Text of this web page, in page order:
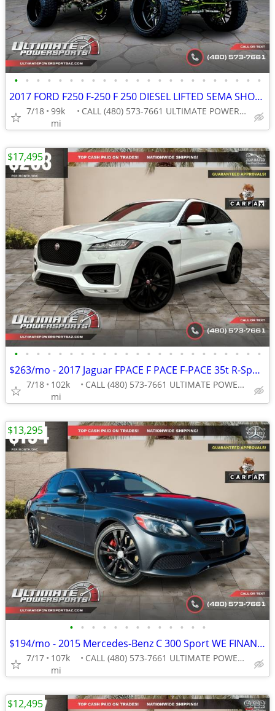
• • • • • • • • • • • • • • • • • • • • • • •
2017 FORD F250 F-250 F 250 DIESEL LIFTED SEMA SHOW TRUCK WOW!
7/18 99k
mi
CALL (480) 573-7661 ULTIMATE POWERSPORTS
• • • • • • • • • • • • • • • • • • • • • • •
$263/mo - 2017 Jaguar FPACE F PACE F-PACE 35t R-Sport ~1 Owner/Dealer
7/18
102k
mi
CALL (480) 573-7661 ULTIMATE POWERSPORTS
$17,495
• • • • • • • • • • • • •
$194/mo - 2015 Mercedes-Benz C 300 Sport WE FINANCE ALL CREDIT! DRIVE
7/17
107k
mi
CALL (480) 573-7661 ULTIMATE POWERSPORTS
$13,295
$12,495